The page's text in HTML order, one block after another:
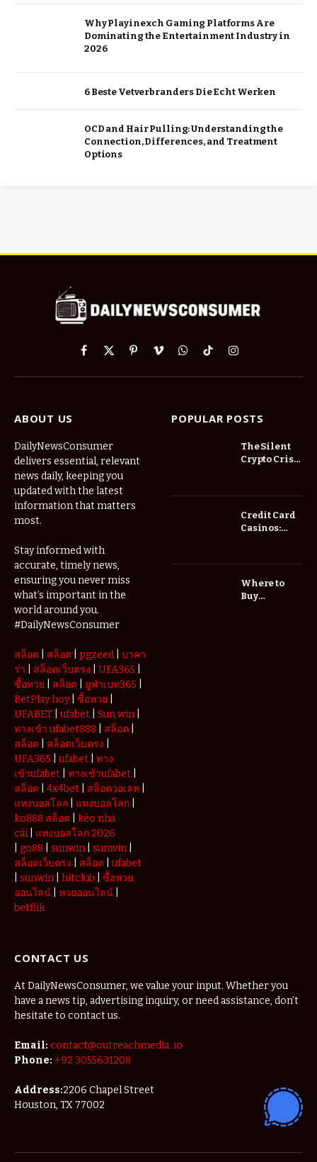
Why Playinexch Gaming Platforms Are
Dominating the Entertainment Industry in
2026
6 Beste Vetverbranders Die Echt Werken
OCD and Hair Pulling: Understanding the
Connection, Differences, and Treatment
Options
Facebook
X
PinterestVimeoWhatsApp
TikTokInstagram
ABOUT US
DailyNewsConsumer
delivers essential, relevant
news daily, keeping you
updated with the latest
information that matters
most.
Stay informed with
accurate, timely news,
ensuring you never miss
what’s important in the
world around you.
#DailyNewsConsumer
สล็อต สล็อต pgzeed
บาคา
ร่า
สล็อตเว็บตรง UFA365
ซื้อหวย
สล็อต ยูฟ่าเบท365
BetPlay hoy| ซื้อหวย
UFABET |ufabet Sun win
ทางเข้า ufabet888
สล็อต
สล็อต
สล็อตเว็บตรง
UFA365 |ufabet
ทาง
เข้าufabet
ทางเข้าufabet
สล็อต
4x4bet สล็อตวอเลท
แทงบอลโลก
แทงบอลโลก
ko888 สล็อต
kèo nhà
cái
แทงบอลโลก 2026
go88 sunwin sunwin
สล็อตเว็บตรง
สล็อต |ufabet
sunwin hitclub
ซื้อหวย
ออนไลน์
หวยออนไลน์
betflik
POPULAR POSTS
The Silent
Crypto Crisis
Wallet is No
Longer
Enough
Credit Card
Casinos:
Withdrawals
Where to
Buy
CONTACT US
At DailyNewsConsumer, we value your input. Whether you
have a news tip, advertising inquiry, or need assistance, don’t
hesitate to contact us.
Email: contact@outreachmedia .io
Phone: +92 3055631208
Address:2206 Chapel Street
Houston, TX 77002